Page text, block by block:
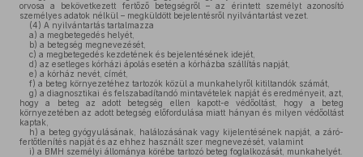
orvosa a bekövetkezett fertőző betegségről – az érintett személyt azonosító
személyes adatok nélkül – megküldött bejelentésről nyilvántartást vezet.
(4) A nyilvántartás tartalmazza
a) a megbetegedés helyét,
b) a betegség megnevezését,
c) a megbetegedés kezdetének és bejelentésének idejét,
d) az esetleges kórházi ápolás esetén a kórházba szállítás napját,
e) a kórház nevét, címét,
f) a beteg környezetéhez tartozók közül a munkahelyről kitiltandók számát,
g) a diagnosztikai és felszabadítandó mintavételek napját és eredményeit, azt,
hogy a beteg az adott betegség ellen kapott-e védőoltást, hogy a beteg
környezetében az adott betegség előfordulása miatt hányan és milyen védőoltást
kaptak,
h) a beteg gyógyulásának, halálozásának vagy kijelentésének napját, a záró-
fertőtlenítés napját és az ehhez használt szer megnevezését, valamint
i) a BMH személyi állománya körébe tartozó beteg foglalkozását, munkahelyét.